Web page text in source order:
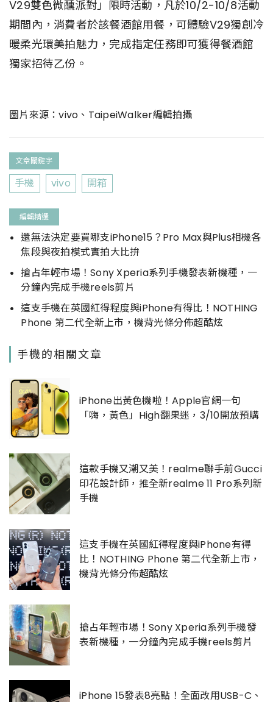
V29雙色微醺派對」限時活動，凡於10/2-10/8活動
期間內，消費者於該餐酒館用餐，可體驗V29獨創冷
暖柔光環美拍魅力，完成指定任務即可獲得餐酒館
獨家招待乙份。
圖片來源：vivo、TaipeiWalker編輯拍攝
文章關鍵字
手機 vivo 開箱
編輯精選
還無法決定要買哪支iPhone15？Pro Max與Plus相機各
焦段與夜拍模式實拍大比拚
搶占年輕市場！Sony Xperia系列手機發表新機種，一
分鐘內完成手機reels剪片
這支手機在英國紅得程度與iPhone有得比！NOTHING
Phone 第二代全新上市，機背光條分佈超酷炫
手機的相關文章
iPhone出黃色機啦！Apple官網一句
「嗨，黃色」High翻果迷，3/10開放預購
這款手機又潮又美！realme聯手前Gucci
印花設計師，推全新realme 11 Pro系列新
手機
這支手機在英國紅得程度與iPhone有得
比！NOTHING Phone 第二代全新上市，
機背光條分佈超酷炫
搶占年輕市場！Sony Xperia系列手機發
表新機種，一分鐘內完成手機reels剪片
iPhone 15發表8亮點！全面改用USB-C、